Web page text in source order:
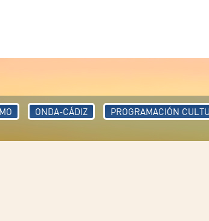
ONDA-CÁDIZ PROGRAMACIÓN